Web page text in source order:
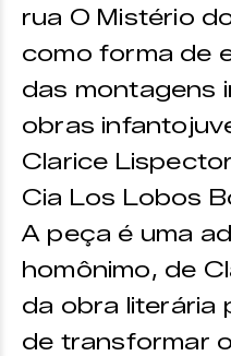
rua O Mistério
como forma de
das montagens
obras
Clarice
Cia Los Lobos
A peça é uma
homônimo, de
da obra literária
de transformar